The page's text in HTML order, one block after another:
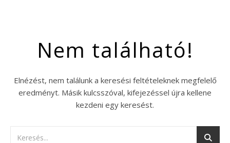
Nem található!
Elnézést, nem találunk a keresési feltételeknek megfelelő
eredményt. Másik kulcsszóval, kifejezéssel újra kellene
kezdeni egy keresést.